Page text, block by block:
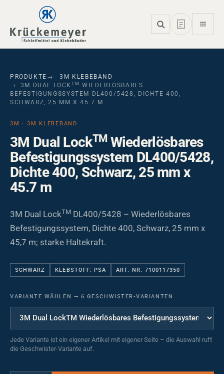
Skip to main navigation
Skip to main content
Skip to page footer
PRODUKTE
3M KLEBEBAND
3M DUAL LOCK TM
WIEDERLÖSBARES
BEFESTIGUNGSSYSTEM DL400/5428, DICHTE 400,
SCHWARZ, 25 MM X 45.7 M
3M · 3M KLEBEBAND
3M Dual LockTMWiederlösbares
Befestigungssystem DL400/5428,
Dichte 400, Schwarz, 25 mm x
45.7 m
3M Dual LockTM DL400/5428 – Wiederlösbares
Befestigungssystem, Dichte 400, Schwarz, 25 mm x
45,7 m; starke Haltekraft.
SCHWARZ KLEBSTOFF: PSA ART.-NR. 7100117350
VARIANTE WÄHLEN — 6 GESCHWISTER-VARIANTEN
Jede Variante ist ein eigener Artikel mit eigener Seite – die Auswahl ruft
die Geschwister-Variante auf.